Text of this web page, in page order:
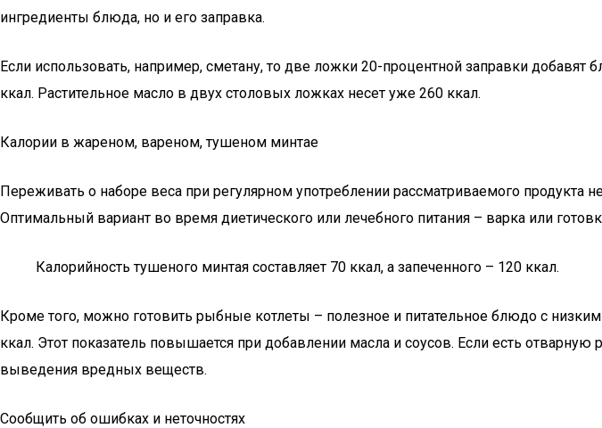
ингредиенты блюда, но и его заправка.
Если использовать, например, сметану, то две ложки 20-процентной заправки
ккал. Растительное масло в двух столовых ложках несет уже 260 ккал.
Калории в жареном, вареном, тушеном минтае
Переживать о наборе веса при регулярном употреблении рассматриваемого продукта
Оптимальный вариант во время диетического или лечебного питания – варка или
Калорийность тушеного минтая составляет 70 ккал, а запеченного – 120 ккал.
Кроме того, можно готовить рыбные котлеты – полезное и питательное блюдо с
ккал. Этот показатель повышается при добавлении масла и соусов. Если есть
выведения вредных веществ.
Сообщить об ошибках и неточностях